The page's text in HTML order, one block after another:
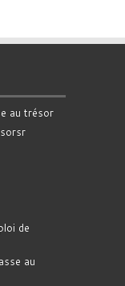
au trésor
de
au